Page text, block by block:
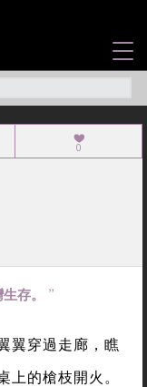
0
存。
翼穿過走廊，瞧
上的槍枝開火。